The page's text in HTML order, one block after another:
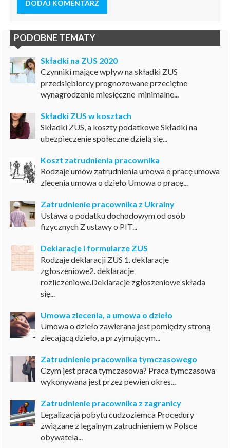
DODAJ KOMENTARZ
PODOBNE TEMATY
Składki na ZUS 2020
Czynniki mające wpływ na składki ZUS
przedsiębiorcy prognozowane przeciętne
wynagrodzenie miesięczne minimalne...
Składki ZUS w kosztach
Składki ZUS, a koszty podatkowe Składki na
ubezpieczenie społeczne dzielą się...
Koszt zatrudnienia pracownika
Rodzaje umów zatrudnienia umowa o pracę umowa
zlecenia umowa o dzieło Umowa o pracę...
Zatrudnienie pracownika z Ukrainy
Ustawa o podatku dochodowym od osób
fizycznych Z ustawy o PIT...
Deklaracje i formularze ZUS
Rodzaje deklaracji ZUS 1. deklaracje
zgłoszeniowe2. deklaracje
rozliczeniowe.Deklaracje zgłoszeniowe składa
się...
Umowa zlecenia, a umowa o dzieło
Umowa o dzieło zawierana jest pomiędzy stroną
zlecającą dzieło, a przyjmującym...
Zatrudnienie pracownika tymczasowego
Czym jest praca tymczasowa? Praca tymczasowa
wykonywana jest przez pewien okres...
Zatrudnienie pracownika z zagranicy
Legalizacja pobytu cudzoziemca Procedury
związane z legalnym zatrudnieniem w Polsce
obywatela...